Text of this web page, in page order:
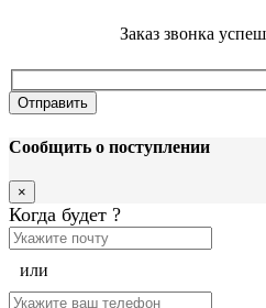
Заказ звонка
Сообщить о поступлении
×
Когда будет ?
или